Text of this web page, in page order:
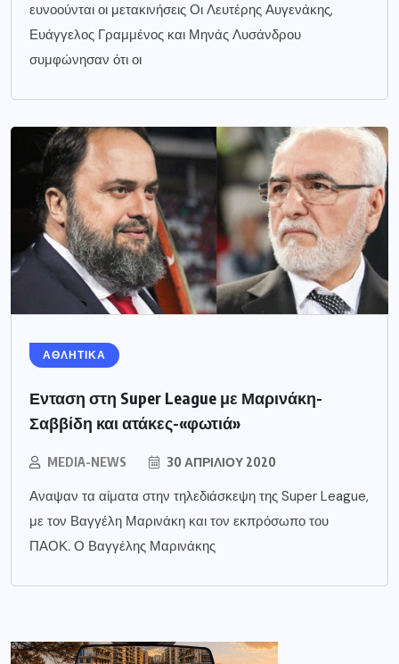
ευνοούνται οι μετακινήσεις Οι Λευτέρης Αυγενάκης,
Ευάγγελος Γραμμένος και Μηνάς Λυσάνδρου
συμφώνησαν ότι οι
ΑΘΛΗΤΙΚΑ
Ενταση στη Super League με Μαρινάκη-
Σαββίδη και ατάκες-«φωτιά»
MEDIA-NEWS 30 ΑΠΡΙΛΊΟΥ 2020
Αναψαν τα αίματα στην τηλεδιάσκεψη της Super League,
με τον Βαγγέλη Μαρινάκη και τον εκπρόσωπο του
ΠΑΟΚ. Ο Βαγγέλης Μαρινάκης